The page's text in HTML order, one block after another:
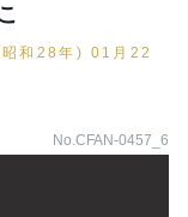
和28年) 01月22
No.CFAN-0457_6